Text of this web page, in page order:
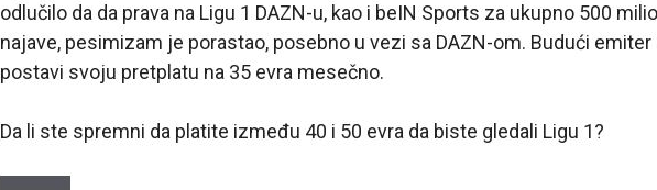
odlučilo da da prava na Ligu 1 DAZN-u, kao i beIN Sports za ukupno 500
najave, pesimizam je porastao, posebno u vezi sa DAZN-om. Budući emiter
postavi svoju pretplatu na 35 evra mesečno.
Da li ste spremni da platite između 40 i 50 evra da biste gledali Ligu 1?